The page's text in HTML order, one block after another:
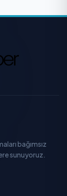
bağımsız
sunuyoruz.